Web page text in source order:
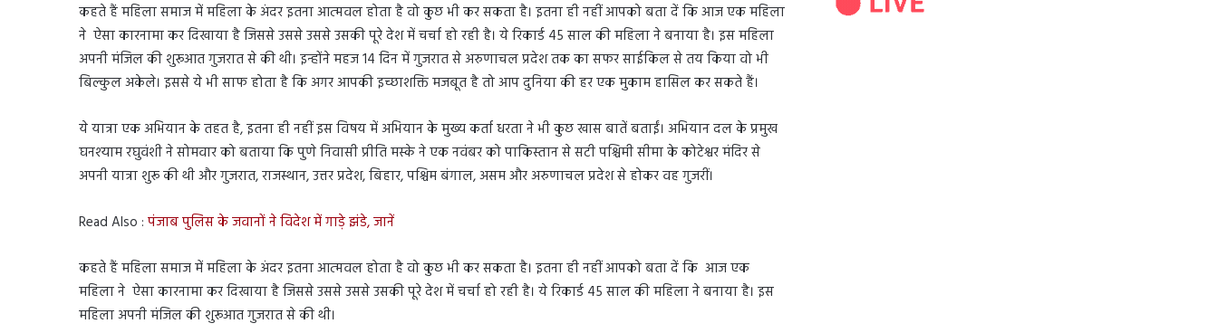
कहते हैं महिला समाज में महिला के अंदर इतना आत्मवल होता है वो कुछ भी कर सकता है। इतना ही नहीं आपको बता दें कि आज एक महिला
ने ऐसा कारनामा कर दिखाया है जिससे उससे उससे उसकी पूरे देश में चर्चा हो रही है। ये रिकार्ड 45 साल की महिला ने बनाया है। इस महिला
अपनी मंजिल की शुरूआत गुजरात से की थी। इन्होंने महज 14 दिन में गुजरात से अरुणाचल प्रदेश तक का सफर साईकिल से तय किया वो भी
बिल्कुल अकेले। इससे ये भी साफ होता है कि अगर आपकी इच्छाशक्ति मजबूत है तो आप दुनिया की हर एक मुकाम हासिल कर सकते हैं।
ये यात्रा एक अभियान के तहत है, इतना ही नहीं इस विषय में अभियान के मुख्य कर्ता धरता ने भी कुछ खास बातें बताईं। अभियान दल के प्रमुख
घनश्याम रघुवंशी ने सोमवार को बताया कि पुणे निवासी प्रीति मस्के ने एक नवंबर को पाकिस्तान से सटी पश्चिमी सीमा के कोटेश्वर मंदिर से
अपनी यात्रा शुरू की थी और गुजरात, राजस्थान, उत्तर प्रदेश, बिहार, पश्चिम बंगाल, असम और अरुणाचल प्रदेश से होकर वह गुजरीं।
Read Also : पंजाब पुलिस के जवानों ने विदेश में गाड़े झंडे, जानें
कहते हैं महिला समाज में महिला के अंदर इतना आत्मवल होता है वो कुछ भी कर सकता है। इतना ही नहीं आपको बता दें कि आज एक
महिला ने ऐसा कारनामा कर दिखाया है जिससे उससे उससे उसकी पूरे देश में चर्चा हो रही है। ये रिकार्ड 45 साल की महिला ने बनाया है। इस
महिला अपनी मंजिल की शुरूआत गुजरात से की थी।